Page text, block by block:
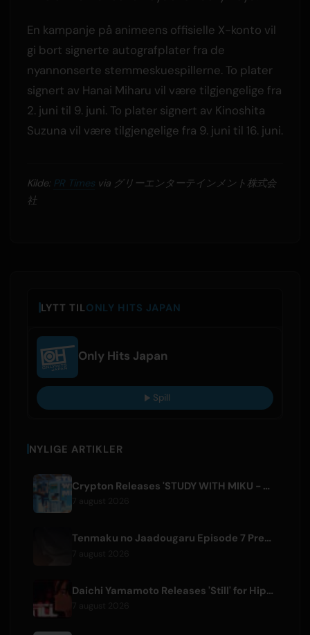
En kampanje på animeens offisielle X-konto vil
gi bort signerte autografplater fra de
nyannonserte stemmeskuespillerne. To plater
signert av Hanai Miharu vil være tilgjengelige fra
2. juni til 9. juni. To plater signert av Kinoshita
Suzuna vil være tilgjengelige fra 9. juni til 16. juni.
Kilde: PR Timesvia グリーエンターテインメント株式会
社
LYTT TILONLY HITS JAPAN
Only Hits Japan
Spill
NYLIGE ARTIKLER
Crypton Releases 'STUDY WITH MIKU - part6 -' Instrumental BGM Video
Tenmaku no Jaadougaru Episode 7 Preview Released
Daichi Yamamoto Releases 'Still' for Hip-Hop Anime 'Shadow Beat'